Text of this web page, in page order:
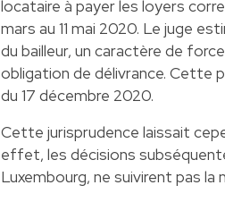
locataire à payer les loyers
mars au 11 mai 2020. Le juge
du bailleur, un caractère de
obligation de délivrance. Cette
du 17 décembre 2020.
Cette jurisprudence laissait
effet, les décisions
Luxembourg, ne suivirent pas la